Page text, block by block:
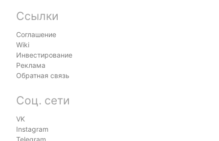
Ссылки
Соглашение
Wiki
Инвестирование
Реклама
Обратная связь
Соц. сети
VK
Instagram
Telegram